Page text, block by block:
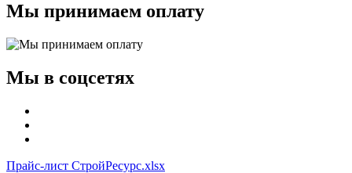
Мы принимаем оплату
Мы в соцсетях
Прайс-лист СтройРесурс.xlsx